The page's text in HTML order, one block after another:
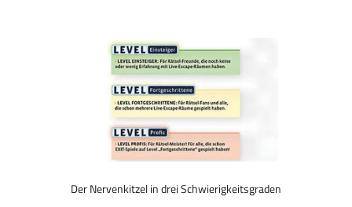
Der Nervenkitzel in drei Schwierigkeitsgraden